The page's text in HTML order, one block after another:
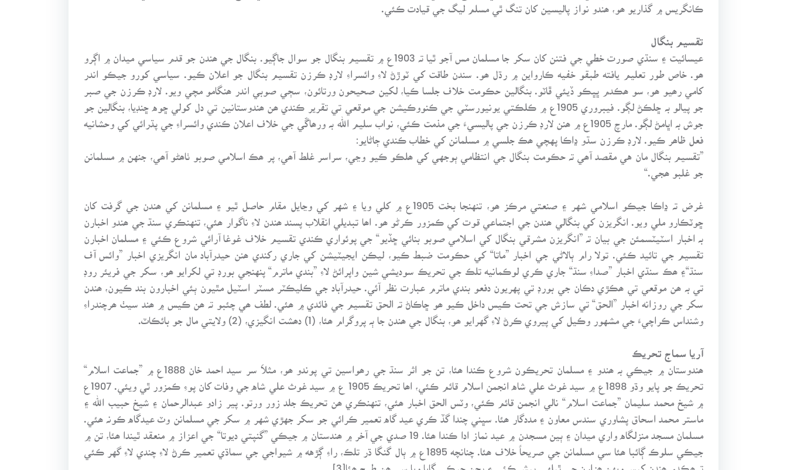
ڪانگريس ۾ گذاريو ھو، ھندو نواز پاليسين کان تنگ ٿي مسلم ليگ جي قيادت ڪئي.
تقسيم بنگال
عيسائيت ۽ سنڌي صورت خطي جي فتنن کان سکر جا مسلمان مس آجو ٿيا تہ 1903ع ۾ تقسيم بنگال جو سوال جاڳيو. بنگال جي ھندن جو قدم سياسي ميدان ۾ اڳرو
ھو. خاص طور تعليم يافته طبقو خفيه ڪارواين ۾ رڌل ھو. سندن طاقت کي ٽوڙڻ لاءِ وائسراءِ لارڊ ڪرزن تقسيم بنگال جو اعلان ڪيو. سياسي کورو جيڪو اندر
کامي رھيو ھو، سو ھڪدم ڀڀڪو ڏيئي ڦاٽو. بنگالين حڪومت خلاف جلسا ڪيا، لکين صحيحون ورتائون، سڄي صوبي اندر ھنگامو مچي ويو. لارڊ ڪرزن جي صبر
جو پيالو بہ ڇلڪڻ لڳو. فيبروري 1905ع ۾ ڪلڪتي يونيورسٽي جي ڪنووڪيشن جي موقعي تي تقرير ڪندي ھن ھندوستانين تي دل کولي ڇوه ڇنڊيا، بنگالين جو
جوش بہ اڀامڻ لڳو. مارچ 1905ع ۾ ھنن لارڊ ڪرزن جي پاليسيءَ جي مذمت ڪئي، نواب سليم الله بہ ورھاڱي جي خلاف اعلان ڪندي وائسراءِ جي پڌرائي کي وحشانيه
فعل ظاھر ڪيو. لارڊ ڪرزن سڌو ڍاڪا پهچي ھڪ جلسي ۾ مسلمانن کي خطاب ڪندي ڄاڻايو:
”تقسيم بنگال مان هي مقصد آھي تہ حڪومت بنگال جي انتظامي ٻوجهي کي ھلڪو ڪيو وڃي، سراسر غلط آھي، پر ھڪ اسلامي صوبو ٺاھڻو آھي، جنهن ۾ مسلمانن
جو غلبو ھجي.“
غرض تہ ڍاڪا جيڪو اسلامي شهر ۽ صنعتي مرڪز ھو، تنهنجا بخت 1905ع ۾ کلي ويا ۽ شهر کي وڃايل مقام حاصل ٿيو ۽ مسلمانن کي ھندن جي گرفت کان
ڇوٽڪارو ملي ويو. انگريزن کي بنگالي ھندن جي اجتماعي قوت کي ڪمزور ڪرڻو ھو. اھا تبديلي انقلاب پسند ھندن لاءِ ناگوار ھئي، تنهنڪري سنڌ جي ھندو اخبارن
بہ اخبار اسٽيٽسمئن جي بيان تہ ”انگريزن مشرقي بنگال کي اسلامي صوبو بنائي ڇڏيو“ جي پوئواري ڪندي تقسيم خلاف غوغا آرائي شروع ڪئي ۽ مسلمان اخبارن
تقسيم جي تائيد ڪئي. تولا رام ٻالاڻي جي اخبار ”ماتا“ کي حڪومت ضبط ڪيو، ليڪن ايجيٽيشن کي جاري رکندي ھنن حيدرآباد مان انگريزي اخبار ”وائس آف
سنڌ“۽ ھڪ سنڌي اخبار ”صداءِ سنڌ“ جاري ڪري لوڪمانيه تلڪ جي تحريڪ سوديشي شين واپرائڻ لاءِ ”بندي ماترم“ پنهنجي بورڊ تي لکرايو ھو، سکر جي فريئر روڊ
تي بہ ھن موقعي تي ھڪڙي دڪان جي بورڊ تي پهريون دفعو بندي ماترم عبارت نظر آئي. حيدرآباد جي ڪليڪٽر مسٽر اسٽيل مٿيون ٻئي اخبارون بند ڪيون، ھندن
سکر جي روزانه اخبار ”الحق“ تي سازش جي تحت ڪيس داخل ڪيو ھو ڇاڪاڻ تہ الحق تقسيم جي فائدي ۾ ھئي. لطف ھي چئبو تہ ھن ڪيس ۾ ھند سيٺ ھرچندراءِ
وشنداس ڪراچيءَ جي مشهور وڪيل کي پيروي ڪرڻ لاءِ گهرايو ھو، بنگال جي ھندن جا ٻہ پروگرام ھئا، (1) دھشت انگيزي، (2) ولايتي مال جو بائڪاٽ.
آريا سماج تحريڪ
ھندوستان ۾ جيڪي بہ ھندو ۽ مسلمان تحريڪون شروع ڪندا ھئا، تن جو اثر سنڌ جي رھواسين تي پوندو ھو، مثلاََ سر سيد احمد خان 1888ع ۾ ”جماعت اسلام“
۾ شيخ محمد سليمان ”جماعت اسلام“ نالي انجمن قائم ڪئي، وٽس الحق اخبار ھئي، تنهنڪري ھن تحريڪ جلد زور ورتو. پير زادو عبدالرحمان ۽ شيخ حبيب الله ۽
ماستر محمد اسحاق پشاوري سندس معاون ۽ مددگار ھئا. سڀني چندا گڏ ڪري عيد گاه تعمير ڪرائي جو سکر جهڙي شهر ۾ سکر جي مسلمانن وٽ عيدگاه ڪونہ ھئي.
مسلمان مسجد منزلگاه واري ميدان ۽ ٻين مسجدن ۾ عيد نماز ادا ڪندا ھئا. 19 صدي جي آخر ۾ ھندستان ۾ جيڪي ”گنپتي ديوتا“ جي اعزاز ۾ منعقد ٿيندا ھئا، تن ۾
جيڪي سلوڪ ڳائبا ھئا سي مسلمانن جي صريحاً خلاف ھئا. چنانچه 1895ع ۾ ٻال گنگا ڌر تلڪ، راءِ ڳڙهه ۾ شيواجي جي سماڌي تعمير ڪرڻ لاءِ چندي لاءِ گهر ڪئي
تہ ھڪدم ھندن کيس ويهن ھزارن جي ٿيلهي پيش ڪئي ۽ ڀڄن جيڪي ڳايا ويا سي ھن طرح ھئا[3].